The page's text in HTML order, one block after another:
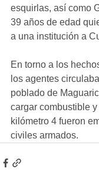
esquirlas, así como
39 años de edad
a una institución a
En torno a los
los agentes
poblado de
cargar combustible y
kilómetro 4 fueron
civiles armados.